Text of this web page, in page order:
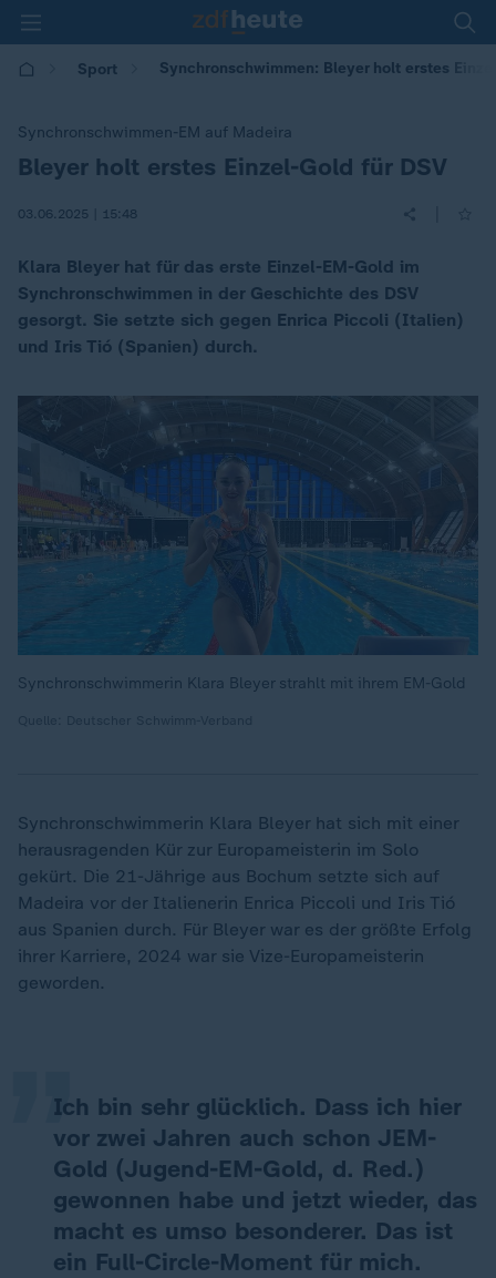
Sport Synchronschwimmen: Bleyer holt erstes
Synchronschwimmen-EM auf Madeira
:Bleyer holt erstes Einzel-Gold für DSV
03.06.2025 | 15:48
Klara Bleyer hat für das erste Einzel-EM-Gold im
Synchronschwimmen in der Geschichte des DSV
gesorgt. Sie setzte sich gegen Enrica Piccoli (Italien)
und Iris Tió (Spanien) durch.
Synchronschwimmerin Klara Bleyer strahlt mit ihrem EM-Gold
Synchronschwimmerin Klara Bleyer hat sich mit einer
herausragenden Kür zur Europameisterin im Solo
gekürt. Die 21-Jährige aus Bochum setzte sich auf
Madeira vor der Italienerin Enrica Piccoli und Iris Tió
aus Spanien durch. Für Bleyer war es der größte Erfolg
ihrer Karriere, 2024 war sie Vize-Europameisterin
geworden.
Ich bin sehr glücklich. Dass ich hier
vor zwei Jahren auch schon JEM-
Gold (Jugend-EM-Gold, d. Red.)
gewonnen habe und jetzt wieder, das
macht es umso besonderer. Das ist
ein Full-Circle-Moment für mich.
„